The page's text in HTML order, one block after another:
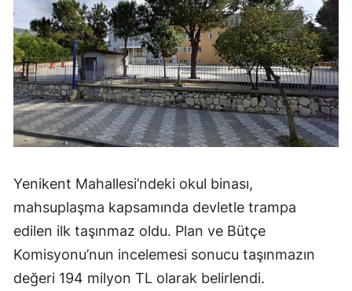
Yenikent Mahallesi’ndeki okul binası,
mahsuplaşma kapsamında devletle trampa
edilen ilk taşınmaz oldu. Plan ve Bütçe
Komisyonu’nun incelemesi sonucu taşınmazın
değeri 194 milyon TL olarak belirlendi.